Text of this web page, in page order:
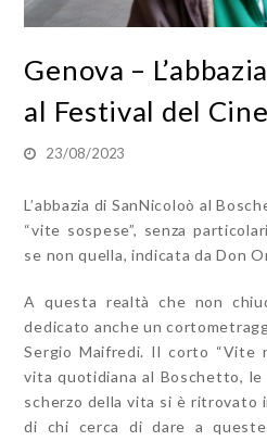
Genova –
al Festival del
23/08/2023
L’abbazia di SanNicoloò al
“vite sospese”, senza
se non quella, indicata da Don
A questa realtà che non
dedicato anche un
Sergio Maifredi. Il corto “Vite
vita quotidiana al Boschetto,
scherzo della vita si è ritrovato
di chi cerca di dare a